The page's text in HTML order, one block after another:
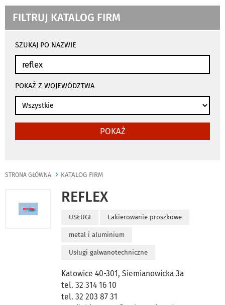
FILTRUJ KATALOG FIRM
wyszukiwania
SZUKAJ PO NAZWIE
POKAŻ Z WOJEWÓDZTWA
POKAŻ
STRONA GŁÓWNA KATALOG FIRM
REFLEX
USŁUGI Lakierowanie proszkowe
metal i aluminium
Usługi galwanotechniczne
Katowice 40-301, Siemianowicka 3a
tel. 32 314 16 10
tel. 32 203 87 31